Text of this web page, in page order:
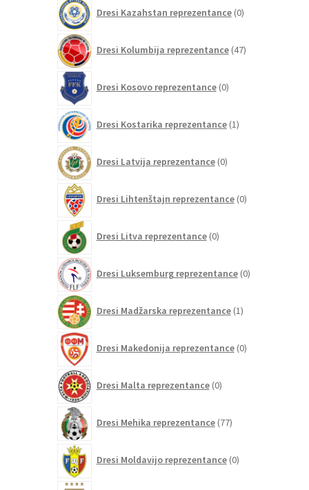
Dresi Kazahstan reprezentance 0izdelkov
Dresi Kolumbija reprezentance 47izdelkov
Dresi Kosovo reprezentance 0izdelkov
Dresi Kostarika reprezentance 1izdelek
Dresi Latvija reprezentance 0izdelkov
Dresi Lihtenštajn reprezentance 0izdelkov
Dresi Litva reprezentance 0izdelkov
Dresi Luksemburg reprezentance 0izdelkov
Dresi Madžarska reprezentance 1izdelek
Dresi Makedonija reprezentance 0izdelkov
Dresi Malta reprezentance 0izdelkov
Dresi Mehika reprezentance 77izdelkov
Dresi Moldavijo reprezentance 0izdelkov